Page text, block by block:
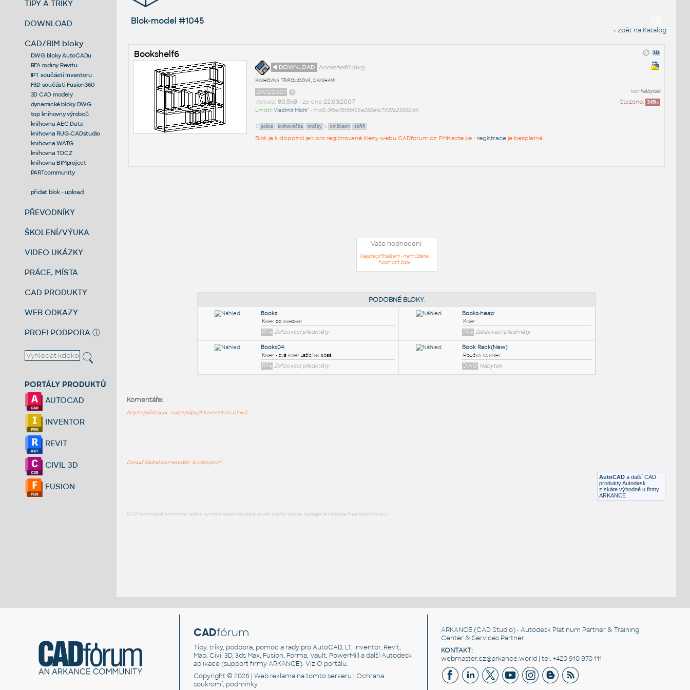
TIPY A TRIKY
DOWNLOAD
CAD/BIM bloky
DWG bloky AutoCADu
RFA rodiny Revitu
IPT součásti Inventoru
F3D součásti Fusion360
3D CAD modely
dynamické bloky DWG
top knihovny výrobců
knihovna AEC Data
knihovna RUG-CADstudio
knihovna WATG
knihovna TDCZ
knihovna BIMproject
PARTcommunity
--
přidat blok - upload
PŘEVODNÍKY
ŠKOLENÍ/VÝUKA
VIDEO UKÁZKY
PRÁCE, MÍSTA
CAD PRODUKTY
WEB ODKAZY
PROFI PODPORA ⓘ
PORTÁLY PRODUKTŮ
AUTOCAD
INVENTOR
REVIT
CIVIL 3D
FUSION
Blok-model #1045
« zpět na Katalog
Bookshelf6
◄ DOWNLOAD
bookshelf6.dwg
Knihovna třipolicová, s knihami
kat:Nábytek
DWG2007
Staženo: 3451x
Velikost 80,5kB• ze dne 22.03.2007
Umístil:Vladimír Michl^ • md5: 0fbe79f9bf25e295e1c71f2fb25892d4
3 police knihovnička knížky s knížkami skříň
Blok je k dispozici jen pro registrované členy webu CADforum.cz. Přihlaste se - registraceje bezplatná.
Vaše hodnocení:
Nejste přihlášeni - nemůžete
hodnotit blok
AutoCAD a další CAD
produkty Autodesk
získáte výhodně u firmy
ARKANCE
Komentáře:
Nejste přihlášeni - nelze připojit komentáře bloků
Dosud žádné komentáře - buďte první
CAD download: knihovna rodina symbol detail součást prvek stafáž výkres kategorie kolekce free block library
CADfórum
Tipy, triky, podpora, pomoc a rady pro AutoCAD, LT, Inventor, Revit,
Map, Civil 3D, 3ds Max, Fusion, Forma, Vault, PowerMill a další Autodesk
aplikace (support firmy ARKANCE). VizO portálu.
Copyright © 2026 |Web reklama na tomto serveru |Ochrana
soukromí, podmínky
ARKANCE (CAD Studio) - Autodesk Platinum Partner & Training
Center & Services Partner
KONTAKT:
webmaster.cz@arkance.world | tel. +420 910 970 111